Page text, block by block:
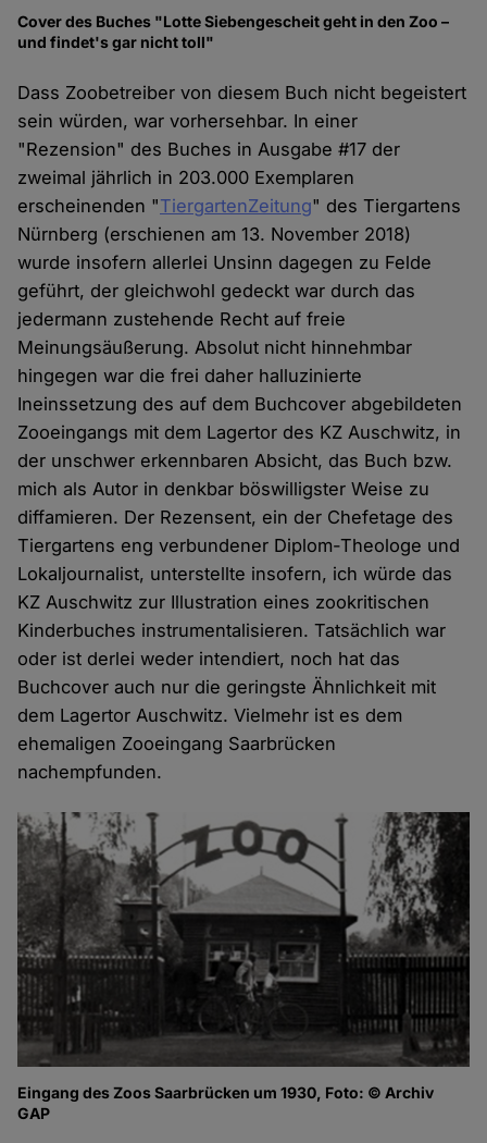
Cover des Buches "Lotte Siebengescheit geht in den Zoo –
und findet's gar nicht toll"
Dass Zoobetreiber von diesem Buch nicht begeistert
sein würden, war vorhersehbar. In einer
"Rezension" des Buches in Ausgabe #17 der
zweimal jährlich in 203.000 Exemplaren
erscheinenden "TiergartenZeitung" des Tiergartens
Nürnberg (erschienen am 13. November 2018)
wurde insofern allerlei Unsinn dagegen zu Felde
geführt, der gleichwohl gedeckt war durch das
jedermann zustehende Recht auf freie
Meinungsäußerung. Absolut nicht hinnehmbar
hingegen war die frei daher halluzinierte
Ineinssetzung des auf dem Buchcover abgebildeten
Zooeingangs mit dem Lagertor des KZ Auschwitz, in
der unschwer erkennbaren Absicht, das Buch bzw.
mich als Autor in denkbar böswilligster Weise zu
diffamieren. Der Rezensent, ein der Chefetage des
Tiergartens eng verbundener Diplom-Theologe und
Lokaljournalist, unterstellte insofern, ich würde das
KZ Auschwitz zur Illustration eines zookritischen
Kinderbuches instrumentalisieren. Tatsächlich war
oder ist derlei weder intendiert, noch hat das
Buchcover auch nur die geringste Ähnlichkeit mit
dem Lagertor Auschwitz. Vielmehr ist es dem
ehemaligen Zooeingang Saarbrücken
nachempfunden.
Eingang des Zoos Saarbrücken um 1930, Foto: © Archiv
GAP